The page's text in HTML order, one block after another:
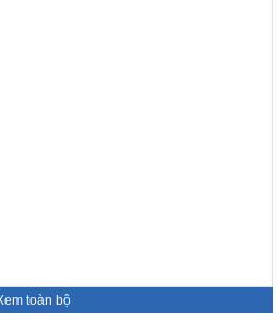
toàn bộ